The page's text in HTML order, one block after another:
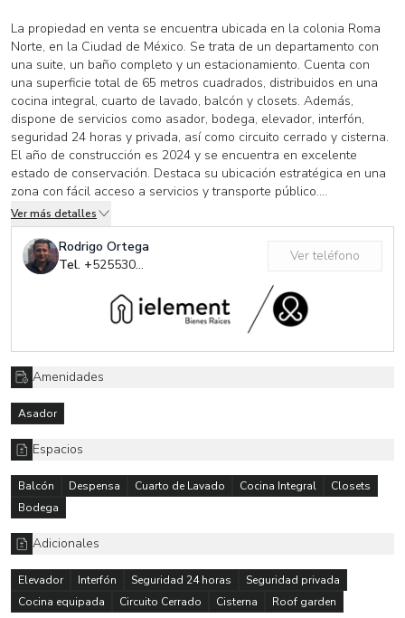
La propiedad en venta se encuentra ubicada en la colonia Roma
Norte, en la Ciudad de México. Se trata de un departamento con
una suite, un baño completo y un estacionamiento. Cuenta con
una superficie total de 65 metros cuadrados, distribuidos en una
cocina integral, cuarto de lavado, balcón y closets. Además,
dispone de servicios como asador, bodega, elevador, interfón,
seguridad 24 horas y privada, así como circuito cerrado y cisterna.
El año de construcción es 2024 y se encuentra en excelente
estado de conservación. Destaca su ubicación estratégica en una
zona con fácil acceso a servicios y transporte público.
Ver más detalles
Rodrigo Ortega
Tel. +525530564890
Ver teléfono
Amenidades
Asador
Espacios
Balcón Despensa Cuarto de Lavado Cocina Integral
Closets
Bodega
Adicionales
Elevador Interfón Seguridad 24 horas
Seguridad privada
Cocina equipada
Circuito Cerrado Cisterna Roof garden